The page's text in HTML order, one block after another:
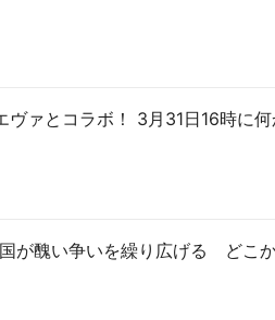
ァとコラボ！ 3月31日16時に何
が醜い争いを繰り広げる どこ